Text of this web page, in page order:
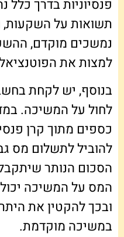
פנסיוניות בדרך כלל
תשואות על
נמשכים מוקדם,
למצות את
בנוסף, יש לקחת
לחול על המשיכה.
כספים מתוך קרן
להוביל לתשלום מס
הסכום הנותר
המס על המשיכה יכול
ובכך להקטין את
במשיכה מוקדמת.